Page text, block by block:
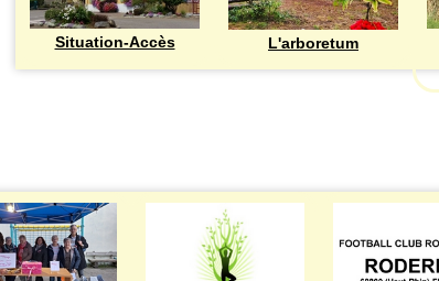
Situation-Accès L'arboretum